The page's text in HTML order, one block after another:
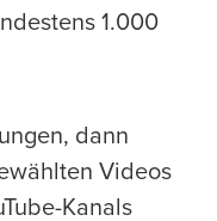
1.000
dann
Videos
Kanals